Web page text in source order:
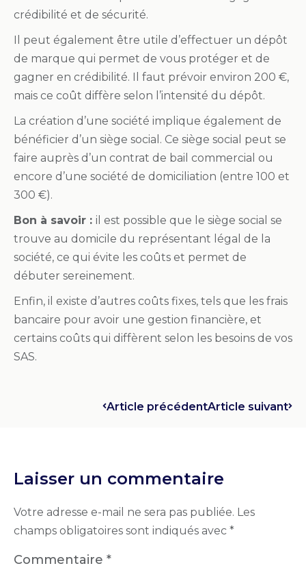
crédibilité et de sécurité.
Il peut également être utile d’effectuer un dépôt
de marque qui permet de vous protéger et de
gagner en crédibilité. Il faut prévoir environ 200 €,
mais ce coût diffère selon l’intensité du dépôt.
La création d’une société implique également de
bénéficier d’un siège social. Ce siège social peut se
faire auprès d’un contrat de bail commercial ou
encore d’une société de domiciliation (entre 100 et
300 €).
Bon à savoir : il est possible que le siège social se
trouve au domicile du représentant légal de la
société, ce qui évite les coûts et permet de
débuter sereinement.
Enfin, il existe d’autres coûts fixes, tels que les frais
bancaire pour avoir une gestion financière, et
certains coûts qui diffèrent selon les besoins de vos
SAS.
Article précédentArticle suivant
Laisser un commentaire
Votre adresse e-mail ne sera pas publiée. Les
champs obligatoires sont indiqués avec *
Commentaire *